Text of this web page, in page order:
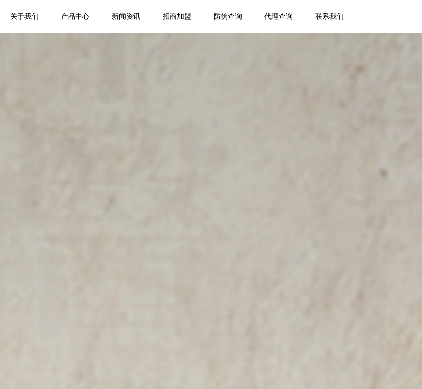
关于我们 产品中心 新闻资讯 招商加盟 防伪查询 代理查询 联系我们